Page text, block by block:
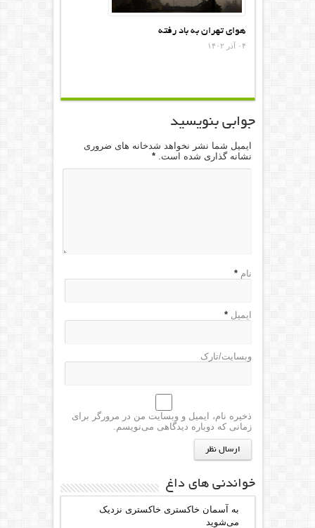
هوای تهران به باد رفته
۰۴ آذر ۱۴۰۲
جوابی بنویسید
ایمیل شما نشر نخواهد شدخانه های ضروری
نشانه گذاری شده است.*
نام *
ایمیل *
وبسایت/تارک
ذخیره نام، ایمیل و وبسایت من در مرورگر برای
زمانی که دوباره دیدگاهی می‌نویسم.
خواندنی های داغ
به آسمان خاکستری خاکستری نزدیک
می‌شوید